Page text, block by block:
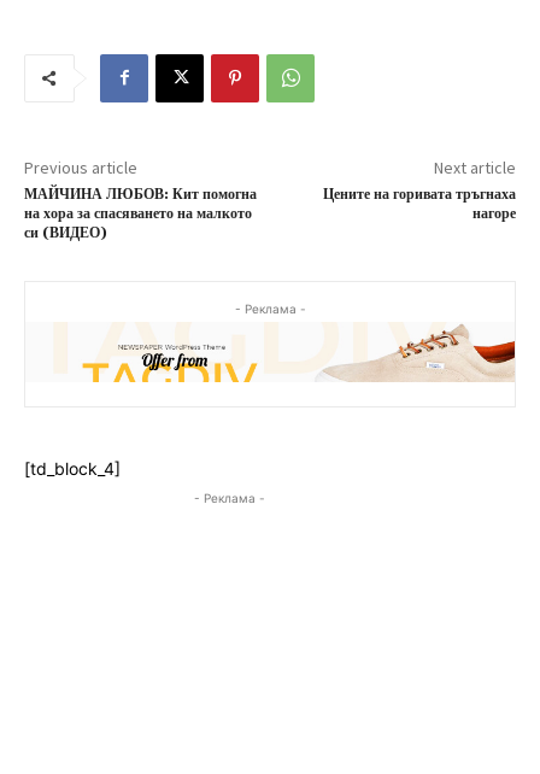
Previous article
МАЙЧИНА ЛЮБОВ: Кит помогна
на хора за спасяването на малкото
си (ВИДЕО)
Next article
Цените на горивата тръгнаха
нагоре
- Реклама -
[td_block_4]
- Реклама -